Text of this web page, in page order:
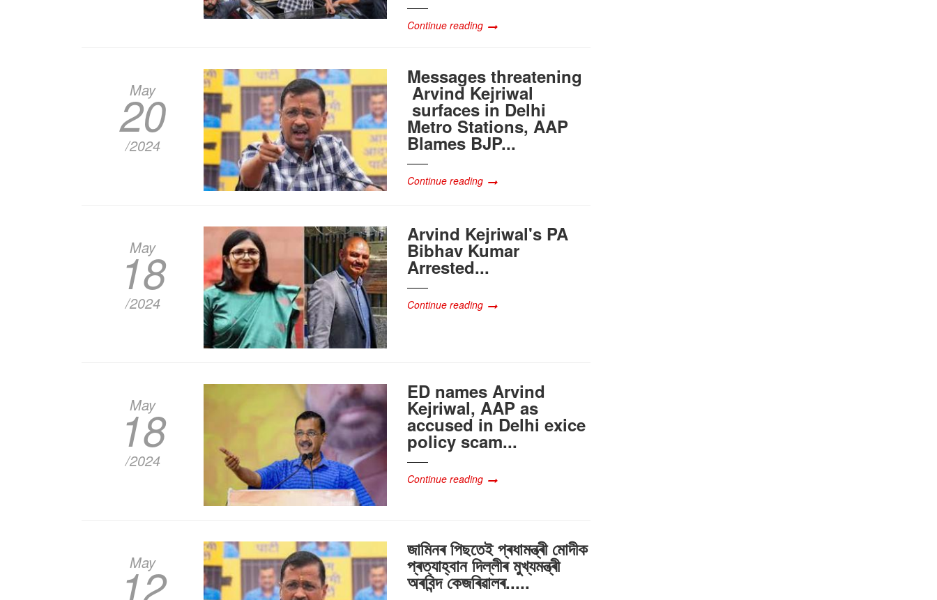
Continue reading
May
20
/2024
Messages threatening
Arvind Kejriwal
surfaces in Delhi
Metro Stations, AAP
Blames BJP...
Continue reading
May
18
/2024
Arvind Kejriwal's PA
Bibhav Kumar
Arrested...
Continue reading
May
18
/2024
ED names Arvind
Kejriwal, AAP as
accused in Delhi exice
policy scam...
Continue reading
May
12
জামিনৰ পিছতেই প্ৰধামন্ত্ৰী মোদীক
প্ৰত্যাহ্বান দিল্লীৰ মুখ্যমন্ত্ৰী
অৰবিন্দ কেজৰিৱালৰ.....